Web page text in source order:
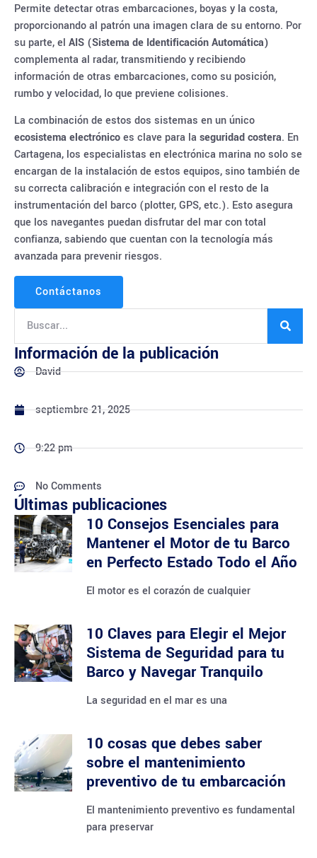
Permite detectar otras embarcaciones, boyas y la costa,
proporcionando al patrón una imagen clara de su entorno. Por
su parte, el AIS (Sistema de Identificación Automática)
complementa al radar, transmitiendo y recibiendo
información de otras embarcaciones, como su posición,
rumbo y velocidad, lo que previene colisiones.
La combinación de estos dos sistemas en un único
ecosistema electrónicoes clave para la seguridad costera. En
Cartagena, los especialistas en electrónica marina no solo se
encargan de la instalación de estos equipos, sino también de
su correcta calibración e integración con el resto de la
instrumentación del barco (plotter, GPS, etc.). Esto asegura
que los navegantes puedan disfrutar del mar con total
confianza, sabiendo que cuentan con la tecnología más
avanzada para prevenir riesgos.
Contáctanos
Información de la publicación
David
septiembre 21, 2025
9:22 pm
No Comments
Últimas publicaciones
10 Consejos Esenciales para
Mantener el Motor de tu Barco
en Perfecto Estado Todo el Año
El motor es el corazón de cualquier
10 Claves para Elegir el Mejor
Sistema de Seguridad para tu
Barco y Navegar Tranquilo
La seguridad en el mar es una
10 cosas que debes saber
sobre el mantenimiento
preventivo de tu embarcación
El mantenimiento preventivo es fundamental
para preservar